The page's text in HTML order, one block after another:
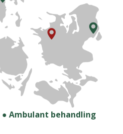
● Ambulant behandling